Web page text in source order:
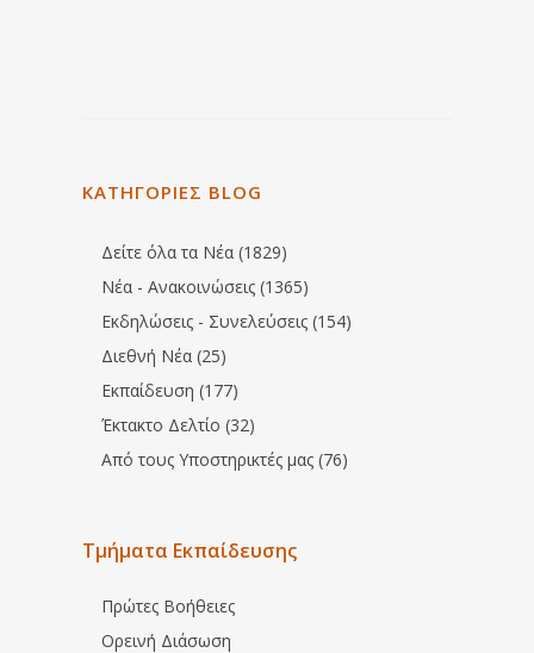
ΚΑΤΗΓΟΡΙΕΣ BLOG
Δείτε όλα τα Νέα (1829)
Νέα - Ανακοινώσεις (1365)
Εκδηλώσεις - Συνελεύσεις (154)
Διεθνή Νέα (25)
Εκπαίδευση (177)
Έκτακτο Δελτίο (32)
Από τους Υποστηρικτές μας (76)
Τμήματα Εκπαίδευσης
Πρώτες Βοήθειες
Ορεινή Διάσωση